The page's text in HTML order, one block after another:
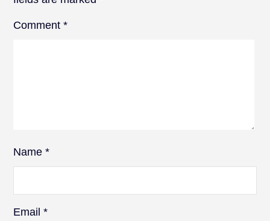
Comment*
Name*
Email*